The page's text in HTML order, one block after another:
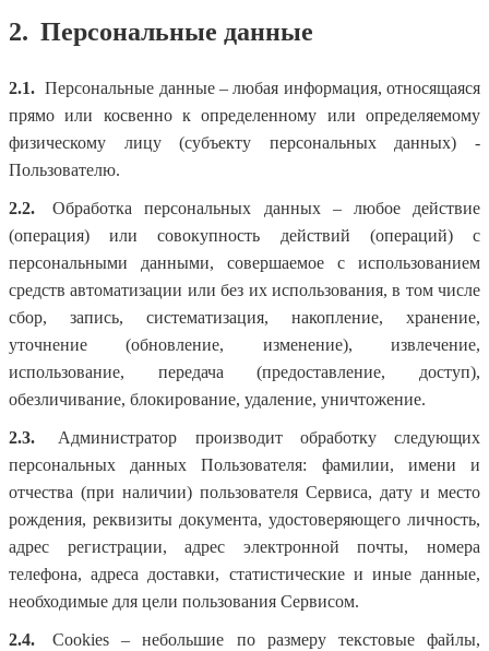
2. Персональные данные
2.1. Персональные данные – любая информация, относящаяся
прямо или косвенно к определенному или определяемому
физическому лицу (субъекту персональных данных) -
Пользователю.
2.2.
Обработка персональных данных – любое действие
(операция) или совокупность действий (операций) с
персональными данными, совершаемое с использованием
средств автоматизации или без их использования, в том числе
сбор, запись, систематизация, накопление, хранение,
уточнение (обновление, изменение), извлечение,
использование, передача (предоставление, доступ),
обезличивание, блокирование, удаление, уничтожение.
2.3.
Администратор производит обработку следующих
персональных данных Пользователя: фамилии, имени и
отчества (при наличии) пользователя Сервиса, дату и место
рождения, реквизиты документа, удостоверяющего личность,
адрес регистрации, адрес электронной почты, номера
телефона, адреса доставки, статистические и иные данные,
необходимые для цели пользования Сервисом.
2.4.
Cookies – небольшие по размеру текстовые файлы,